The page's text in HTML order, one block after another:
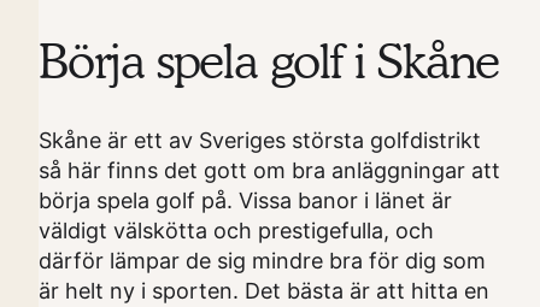
Börja spela golf i Skåne
Skåne är ett av Sveriges största golfdistrikt
så här finns det gott om bra anläggningar att
börja spela golf på. Vissa banor i länet är
väldigt välskötta och prestigefulla, och
därför lämpar de sig mindre bra för dig som
är helt ny i sporten. Det bästa är att hitta en